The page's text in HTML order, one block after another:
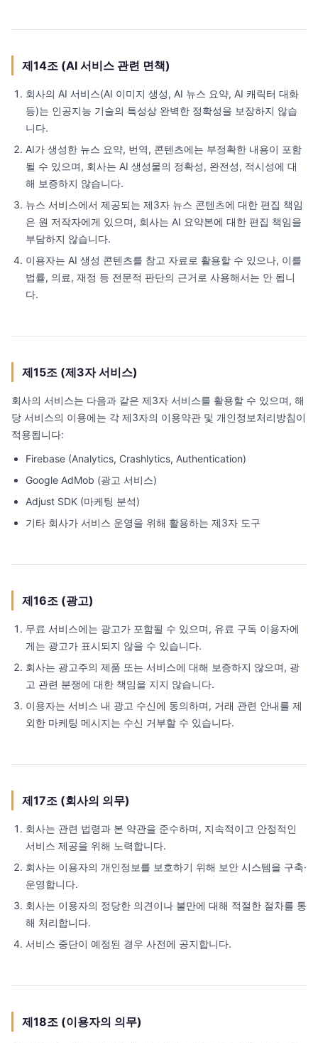
제14조 (AI 서비스 관련 면책)
회사의 AI 서비스(AI 이미지 생성, AI 뉴스 요약, AI 캐릭터 대화
등)는 인공지능 기술의 특성상 완벽한 정확성을 보장하지 않습
니다.
AI가 생성한 뉴스 요약, 번역, 콘텐츠에는 부정확한 내용이 포함
될 수 있으며, 회사는 AI 생성물의 정확성, 완전성, 적시성에 대
해 보증하지 않습니다.
뉴스 서비스에서 제공되는 제3자 뉴스 콘텐츠에 대한 편집 책임
은 원 저작자에게 있으며, 회사는 AI 요약본에 대한 편집 책임을
부담하지 않습니다.
이용자는 AI 생성 콘텐츠를 참고 자료로 활용할 수 있으나, 이를
법률, 의료, 재정 등 전문적 판단의 근거로 사용해서는 안 됩니
다.
제15조 (제3자 서비스)
회사의 서비스는 다음과 같은 제3자 서비스를 활용할 수 있으며, 해
당 서비스의 이용에는 각 제3자의 이용약관 및 개인정보처리방침이
적용됩니다:
Firebase (Analytics, Crashlytics, Authentication)
Google AdMob (광고 서비스)
Adjust SDK (마케팅 분석)
기타 회사가 서비스 운영을 위해 활용하는 제3자 도구
제16조 (광고)
무료 서비스에는 광고가 포함될 수 있으며, 유료 구독 이용자에
게는 광고가 표시되지 않을 수 있습니다.
회사는 광고주의 제품 또는 서비스에 대해 보증하지 않으며, 광
고 관련 분쟁에 대한 책임을 지지 않습니다.
이용자는 서비스 내 광고 수신에 동의하며, 거래 관련 안내를 제
외한 마케팅 메시지는 수신 거부할 수 있습니다.
제17조 (회사의 의무)
회사는 관련 법령과 본 약관을 준수하며, 지속적이고 안정적인
서비스 제공을 위해 노력합니다.
회사는 이용자의 개인정보를 보호하기 위해 보안 시스템을 구축·
운영합니다.
회사는 이용자의 정당한 의견이나 불만에 대해 적절한 절차를 통
해 처리합니다.
서비스 중단이 예정된 경우 사전에 공지합니다.
제18조 (이용자의 의무)